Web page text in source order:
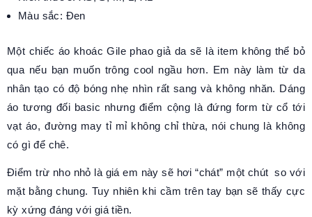
Màu sắc: Đen
Một chiếc áo khoác Gile phao giả da sẽ là item không thể bỏ
qua nếu bạn muốn trông cool ngầu hơn. Em này làm từ da
nhân tạo có độ bóng nhẹ nhìn rất sang và không nhăn. Dáng
áo tương đối basic nhưng điểm cộng là đứng form từ cổ tới
vạt áo, đường may tỉ mỉ không chỉ thừa, nói chung là không
có gì để chê.
Điểm trừ nho nhỏ là giá em này sẽ hơi “chát” một chút so với
mặt bằng chung. Tuy nhiên khi cầm trên tay bạn sẽ thấy cực
kỳ xứng đáng với giá tiền.